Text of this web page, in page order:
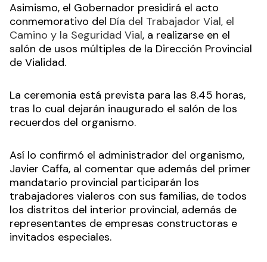
Asimismo, el Gobernador presidirá el acto
conmemorativo del Día del Trabajador Vial, el
Camino y la Seguridad Vial, a realizarse en el
salón de usos múltiples de la Dirección Provincial
de Vialidad.
La ceremonia está prevista para las 8.45 horas,
tras lo cual dejarán inaugurado el salón de los
recuerdos del organismo.
Así lo confirmó el administrador del organismo,
Javier Caffa, al comentar que además del primer
mandatario provincial participarán los
trabajadores vialeros con sus familias, de todos
los distritos del interior provincial, además de
representantes de empresas constructoras e
invitados especiales.